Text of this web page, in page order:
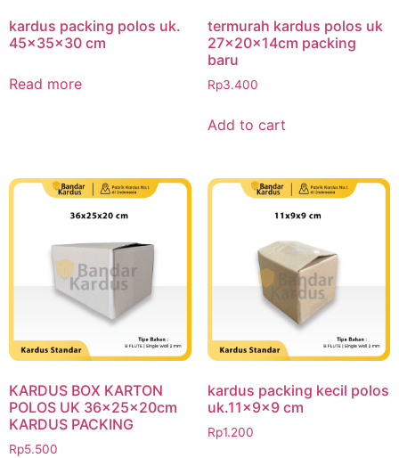
kardus packing polos uk.
45x35x30 cm
Read more
termurah kardus polos uk
27x20x14cm packing
baru
Rp3.400
Add to cart
KARDUS BOX KARTON
POLOS UK 36x25x20cm
KARDUS PACKING
Rp5.500
kardus packing kecil polos
uk.11x9x9 cm
Rp1.200